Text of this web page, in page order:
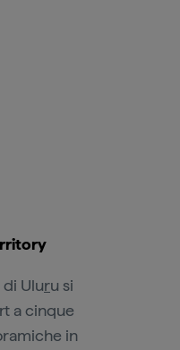
Uluru si
a cinque
in